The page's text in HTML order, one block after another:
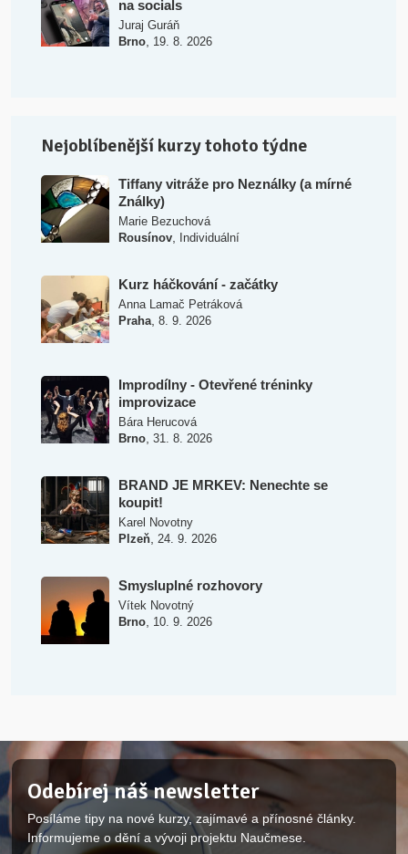
na socials
Juraj Guráň
Brno, 19. 8. 2026
Nejoblíbenější kurzy tohoto týdne
Tiffany vitráže pro Neználky (a mírné
Ználky)
Marie Bezuchová
Rousínov, Individuální
Kurz háčkování - začátky
Anna Lamač Petráková
Praha, 8. 9. 2026
Improdílny - Otevřené tréninky
improvizace
Bára Herucová
Brno, 31. 8. 2026
BRAND JE MRKEV: Nenechte se
koupit!
Karel Novotny
Plzeň, 24. 9. 2026
Smysluplné rozhovory
Vítek Novotný
Brno, 10. 9. 2026
Odebírej náš newsletter
Posíláme tipy na nové kurzy, zajímavé a přínosné články.
Informujeme o dění a vývoji projektu Naučmese.